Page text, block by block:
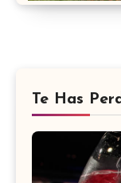
Te Has